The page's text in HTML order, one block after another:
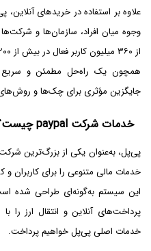
علاوه بر استفاده در خریدهای آنلاین،
وجوه میان افراد، سازمان‌ها و
همچون یک راه‌حل مطمئن و سریع
جایگزین مؤثری برای چک‌ها و روش‌های
خدمات شرکت paypal چیست؟
پی‌پل، به‌‌عنوان یکی از بزرگ‌ترین
خدمات مالی متنوعی را برای کاربران
این سیستم به‌گونه‌ای طراحی شده
پرداخت‌های آنلاین و انتقال ارز را
خدمات اصلی پی‌پل خواهیم پرداخت.